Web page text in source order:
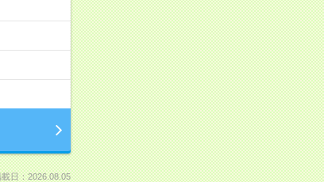
日：2026.08.05